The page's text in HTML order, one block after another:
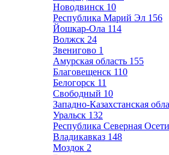
Новодвинск 10
Республика Марий Эл 156
Йошкар-Ола 114
Волжск 24
Звенигово 1
Амурская область 155
Благовещенск 110
Белогорск 11
Свободный 10
Западно-Казахстанская
Уральск 132
Республика Северная
Владикавказ 148
Моздок 2